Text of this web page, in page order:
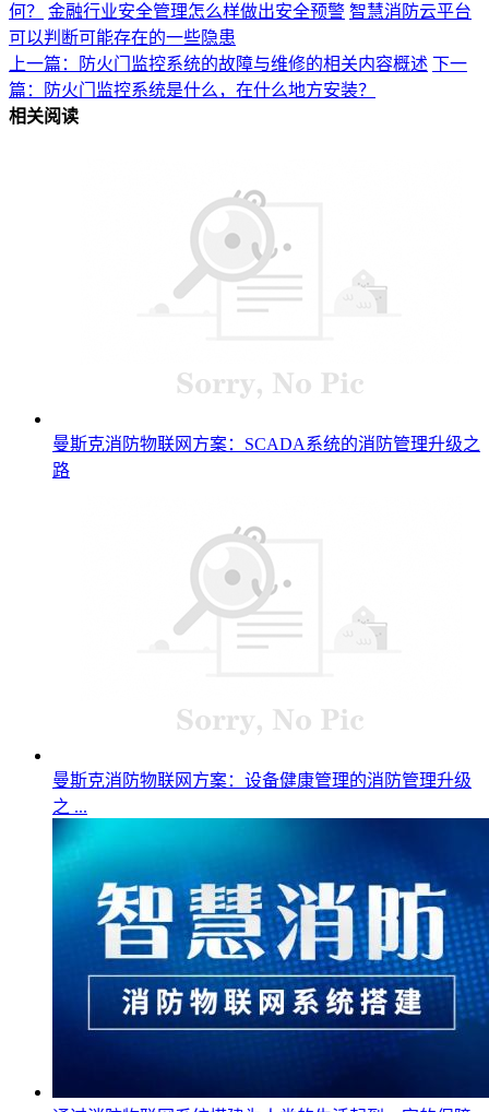
何？
金融行业安全管理怎么样做出安全预警 智慧消防云平台
可以判断可能存在的一些隐患
上一篇：防火门监控系统的故障与维修的相关内容概述 下一
篇：防火门监控系统是什么，在什么地方安装？
相关阅读
曼斯克消防物联网方案：SCADA系统的消防管理升级之
路
曼斯克消防物联网方案：设备健康管理的消防管理升级
之 ...